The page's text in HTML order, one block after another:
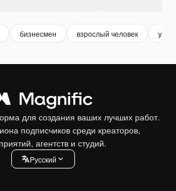
бизнесмен взрослый человек
для создания ваших лучших работ.
подписчиков среди креаторов,
агентств и студий.
Pусский